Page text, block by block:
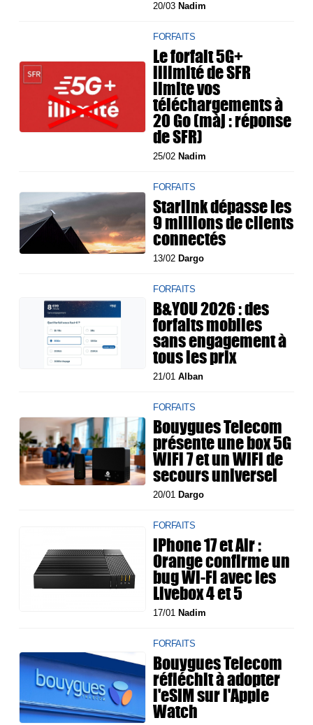
20/03 Nadim
FORFAITS
Le forfait 5G+
illimité de SFR
limite vos
téléchargements à
20 Go (màj : réponse
de SFR)
25/02 Nadim
FORFAITS
Starlink dépasse les
9 millions de clients
connectés
13/02 Dargo
FORFAITS
B&YOU 2026 : des
forfaits mobiles
sans engagement à
tous les prix
21/01Alban
FORFAITS
Bouygues Telecom
présente une box 5G
WiFi 7 et un WiFi de
secours universel
20/01 Dargo
FORFAITS
iPhone 17 et Air :
Orange confirme un
bug Wi-Fi avec les
Livebox 4 et 5
17/01 Nadim
FORFAITS
Bouygues Telecom
réfléchit à adopter
l'eSIM sur l'Apple
Watch